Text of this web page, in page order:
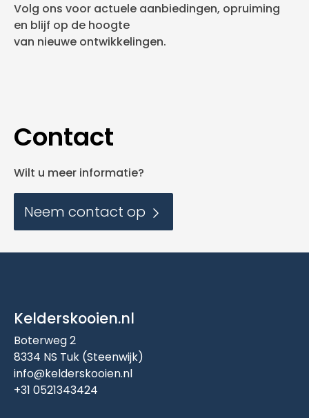
Volg ons voor actuele aanbiedingen, opruiming
en blijf op de hoogte
van nieuwe ontwikkelingen.
Contact
Wilt u meer informatie?
Neem contact op
Kelderskooien.nl
Boterweg 2
8334 NS Tuk (Steenwijk)
info@kelderskooien.nl
+31 0521343424